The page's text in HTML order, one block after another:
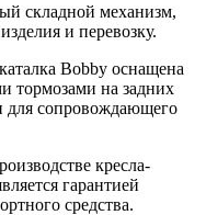
складной механизм,
и перевозку.
Bobby оснащена
тормозами на задних
для сопровождающего
кресла-
гарантией
средства.